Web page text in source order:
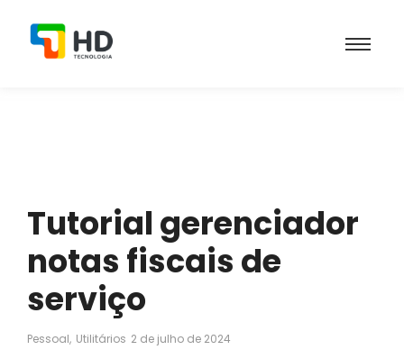
Tutorial gerenciador
notas fiscais de
serviço
Pessoal, Utilitários 2 de julho de 2024